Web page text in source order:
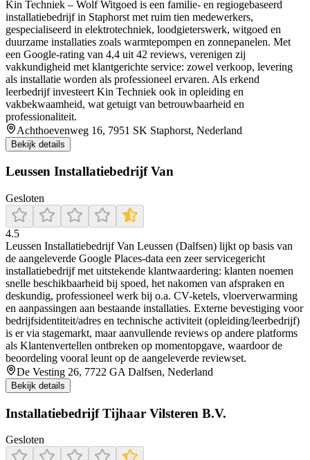
Kin Techniek – Wolf Witgoed is een familie- en regiogebaseerd
installatiebedrijf in Staphorst met ruim tien medewerkers,
gespecialiseerd in elektrotechniek, loodgieterswerk, witgoed en
duurzame installaties zoals warmtepompen en zonnepanelen. Met
een Google-rating van 4,4 uit 42 reviews, verenigen zij
vakkundigheid met klantgerichte service: zowel verkoop, levering
als installatie worden als professioneel ervaren. Als erkend
leerbedrijf investeert Kin Techniek ook in opleiding en
vakbekwaamheid, wat getuigt van betrouwbaarheid en
professionaliteit.
Achthoevenweg 16, 7951 SK Staphorst, Nederland
Bekijk details
Leussen Installatiebedrijf Van
Gesloten
4.5
Leussen Installatiebedrijf Van Leussen (Dalfsen) lijkt op basis van
de aangeleverde Google Places-data een zeer servicegericht
installatiebedrijf met uitstekende klantwaardering: klanten noemen
snelle beschikbaarheid bij spoed, het nakomen van afspraken en
deskundig, professioneel werk bij o.a. CV-ketels, vloerverwarming
en aanpassingen aan bestaande installaties. Externe bevestiging voor
bedrijfsidentiteit/adres en technische activiteit (opleiding/leerbedrijf)
is er via stagemarkt, maar aanvullende reviews op andere platforms
als Klantenvertellen ontbreken op momentopgave, waardoor de
beoordeling vooral leunt op de aangeleverde reviewset.
De Vesting 26, 7722 GA Dalfsen, Nederland
Bekijk details
Installatiebedrijf Tijhaar Vilsteren B.V.
Gesloten